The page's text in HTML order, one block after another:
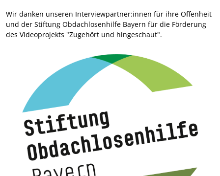
Wir danken unseren Interviewpartner:innen für ihre Offenheit
und der Stiftung Obdachlosenhilfe Bayern für die Förderung
des Videoprojekts "Zugehört und hingeschaut".